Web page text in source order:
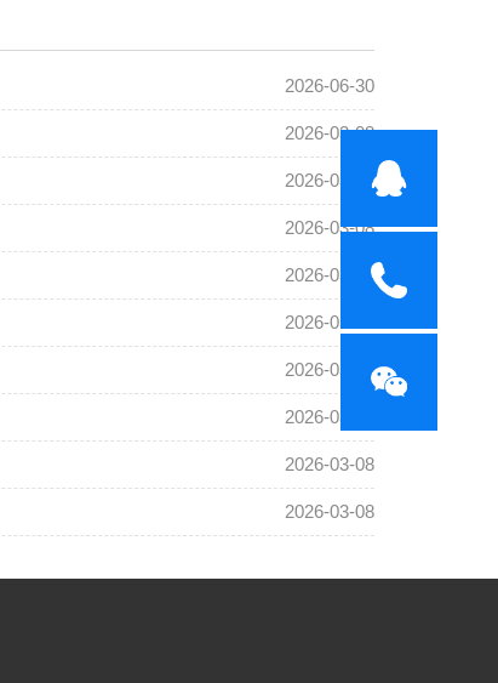
2026-06-30
2026-03-08
2026-03-08
2026-03-08
2026-03-08
2026-03-08
2026-03-08
2026-03-08
2026-03-08
2026-03-08